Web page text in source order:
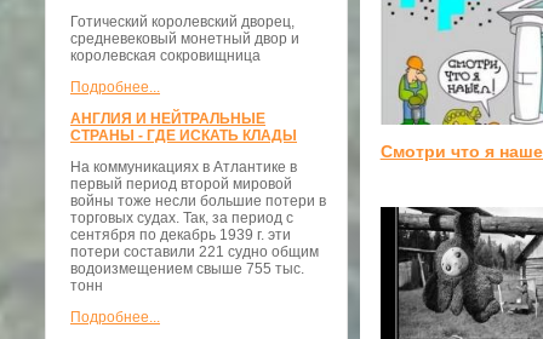
Готический королевский дворец,
средневековый монетный двор и
королевская сокровищница
Подробнее...
АНГЛИЯ И НЕЙТРАЛЬНЫЕ
СТРАНЫ - ГДЕ ИСКАТЬ КЛАДЫ
На коммуникациях в Атлантике в
первый период второй мировой
войны тоже несли большие потери в
торговых судах. Так, за период с
сентября по декабрь 1939 г. эти
потери составили 221 судно общим
водоизмещением свыше 755 тыс.
тонн
Подробнее...
Смотри что я